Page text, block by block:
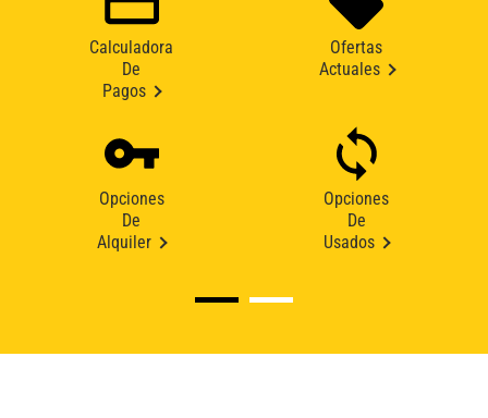
Calculadora
De
Pagos
Ofertas
Actuales
Opciones
De
Alquiler
Opciones
De
Usados